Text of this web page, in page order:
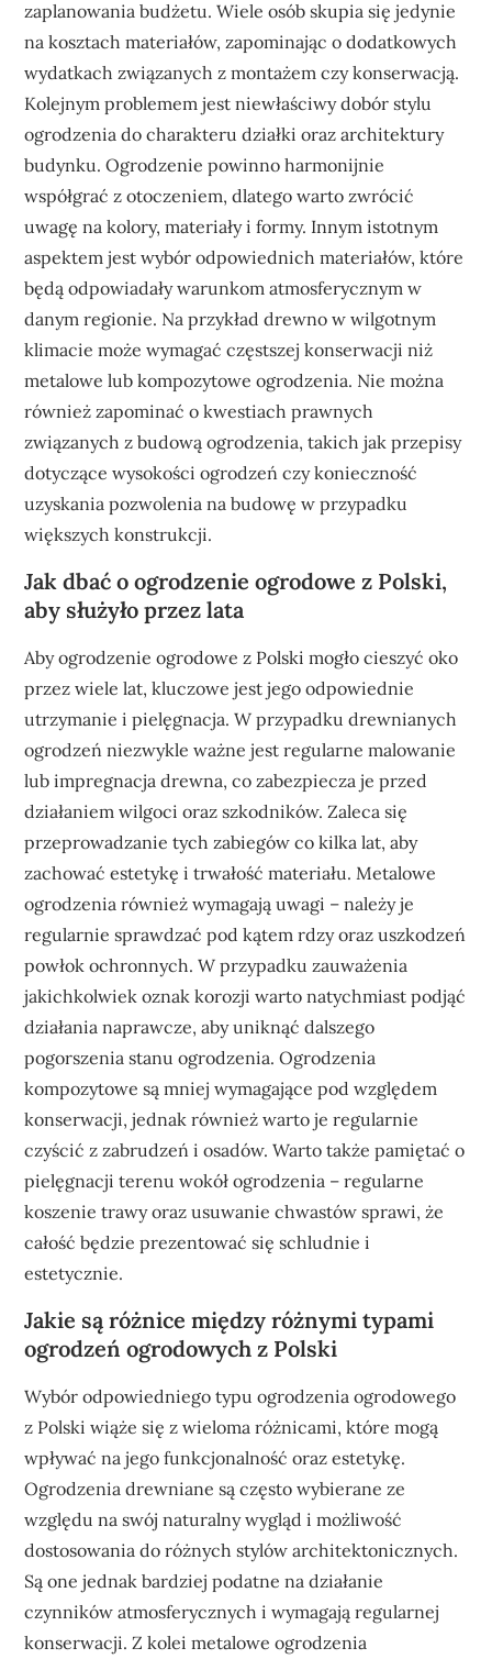
zaplanowania budżetu. Wiele osób skupia się jedynie
na kosztach materiałów, zapominając o dodatkowych
wydatkach związanych z montażem czy konserwacją.
Kolejnym problemem jest niewłaściwy dobór stylu
ogrodzenia do charakteru działki oraz architektury
budynku. Ogrodzenie powinno harmonijnie
współgrać z otoczeniem, dlatego warto zwrócić
uwagę na kolory, materiały i formy. Innym istotnym
aspektem jest wybór odpowiednich materiałów, które
będą odpowiadały warunkom atmosferycznym w
danym regionie. Na przykład drewno w wilgotnym
klimacie może wymagać częstszej konserwacji niż
metalowe lub kompozytowe ogrodzenia. Nie można
również zapominać o kwestiach prawnych
związanych z budową ogrodzenia, takich jak przepisy
dotyczące wysokości ogrodzeń czy konieczność
uzyskania pozwolenia na budowę w przypadku
większych konstrukcji.
Jak dbać o ogrodzenie ogrodowe z Polski,
aby służyło przez lata
Aby ogrodzenie ogrodowe z Polski mogło cieszyć oko
przez wiele lat, kluczowe jest jego odpowiednie
utrzymanie i pielęgnacja. W przypadku drewnianych
ogrodzeń niezwykle ważne jest regularne malowanie
lub impregnacja drewna, co zabezpiecza je przed
działaniem wilgoci oraz szkodników. Zaleca się
przeprowadzanie tych zabiegów co kilka lat, aby
zachować estetykę i trwałość materiału. Metalowe
ogrodzenia również wymagają uwagi – należy je
regularnie sprawdzać pod kątem rdzy oraz uszkodzeń
powłok ochronnych. W przypadku zauważenia
jakichkolwiek oznak korozji warto natychmiast podjąć
działania naprawcze, aby uniknąć dalszego
pogorszenia stanu ogrodzenia. Ogrodzenia
kompozytowe są mniej wymagające pod względem
konserwacji, jednak również warto je regularnie
czyścić z zabrudzeń i osadów. Warto także pamiętać o
pielęgnacji terenu wokół ogrodzenia – regularne
koszenie trawy oraz usuwanie chwastów sprawi, że
całość będzie prezentować się schludnie i
estetycznie.
Jakie są różnice między różnymi typami
ogrodzeń ogrodowych z Polski
Wybór odpowiedniego typu ogrodzenia ogrodowego
z Polski wiąże się z wieloma różnicami, które mogą
wpływać na jego funkcjonalność oraz estetykę.
Ogrodzenia drewniane są często wybierane ze
względu na swój naturalny wygląd i możliwość
dostosowania do różnych stylów architektonicznych.
Są one jednak bardziej podatne na działanie
czynników atmosferycznych i wymagają regularnej
konserwacji. Z kolei metalowe ogrodzenia